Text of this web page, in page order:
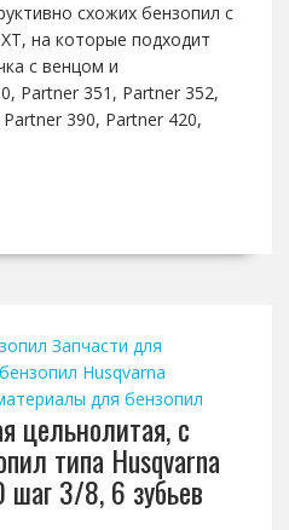
схожих бензопил с
на которые подходит
с венцом и
Partner 351, Partner 352,
390, Partner 420,
Запчасти для
Husqvarna
для бензопил
цельнолитая, с
типа Husqvarna
шаг 3/8, 6 зубьев